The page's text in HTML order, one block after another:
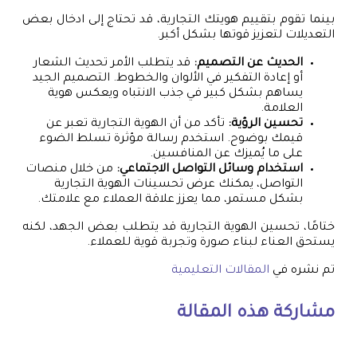
بينما تقوم بتقييم هويتك التجارية، قد تحتاج إلى ادخال بعض
التعديلات لتعزيز قوتها بشكل أكبر.
الحديث عن التصميم: قد يتطلب الأمر تحديث الشعار
أو إعادة التفكير في الألوان والخطوط. التصميم الجيد
يساهم بشكل كبير في جذب الانتباه ويعكس هوية
العلامة.
تحسين الرؤية: تأكد من أن الهوية التجارية تعبر عن
قيمك بوضوح. استخدم رسالة مؤثرة تسلط الضوء
على ما يُميزك عن المنافسين.
استخدام وسائل التواصل الاجتماعي: من خلال منصات
التواصل، يمكنك عرض تحسينات الهوية التجارية
بشكل مستمر، مما يعزز علاقة العملاء مع علامتك.
ختامًا، تحسين الهوية التجارية قد يتطلب بعض الجهد، لكنه
يستحق العناء لبناء صورة وتجربة قوية للعملاء.
تم نشره في المقالات التعليمية
مشاركة هذه المقالة